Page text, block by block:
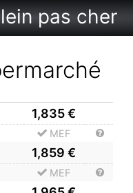
pas cher
1,835€
MEF
1,859 €
MEF